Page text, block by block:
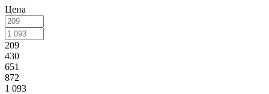
Цена
209
430
651
872
1 093